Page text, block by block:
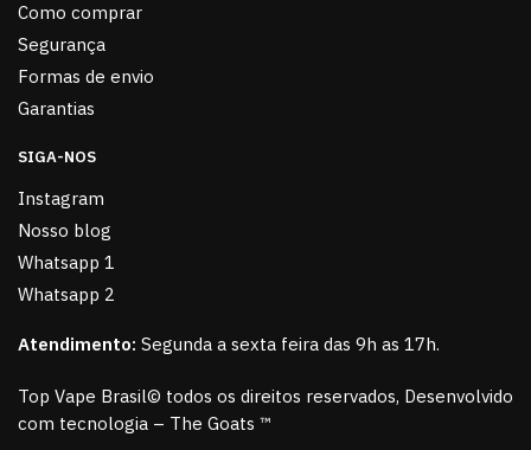
Como comprar
Segurança
Formas de envio
Garantias
SIGA-NOS
Instagram
Nosso blog
Whatsapp 1
Whatsapp 2
Atendimento: Segunda a sexta feira das 9h as 17h.
Top Vape Brasil© todos os direitos reservados, Desenvolvido
com tecnologia – The Goats ™